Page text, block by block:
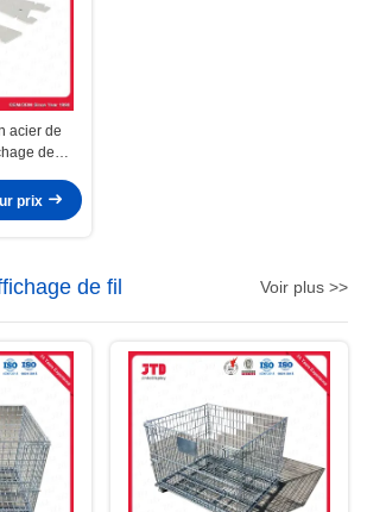
acier de
de
prix
de fil Voir plus >>